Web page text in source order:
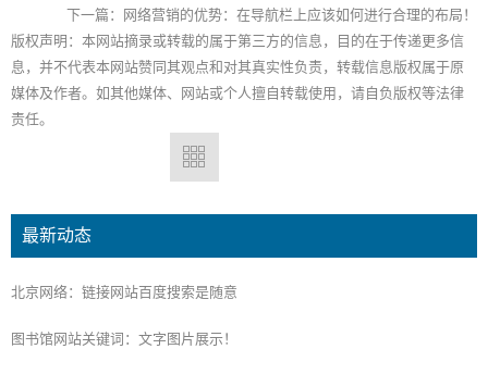
下一篇：
网络营销的优势：在导航栏上应该如何进行合理的布局！
版权声明：本网站摘录或转载的属于第三方的信息，目的在于传递更多信
息，并不代表本网站赞同其观点和对其真实性负责，转载信息版权属于原
媒体及作者。如其他媒体、网站或个人擅自转载使用，请自负版权等法律
责任。
最新动态
北京网络：链接网站百度搜索是随意
图书馆网站关键词：文字图片展示！